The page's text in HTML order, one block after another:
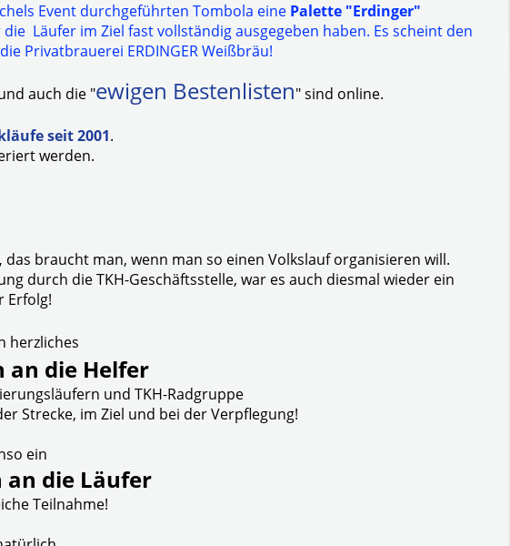
Event durchgeführten Tombola eine Palette "Erdinger"
Läufer im Ziel fast vollständig ausgegeben haben. Es scheint den
Privatbrauerei ERDINGER Weißbräu!
auch die "ewigen Bestenlisten" sind online.
seit 2001.
werden.
das braucht man, wenn man so einen Volkslauf organisieren will.
durch die TKH-Geschäftsstelle, war es auch diesmal wieder ein
Erfolg!
herzliches
an die Helfer
und TKH-Radgruppe
Strecke, im Ziel und bei der Verpflegung!
ein
an die Läufer
Teilnahme!